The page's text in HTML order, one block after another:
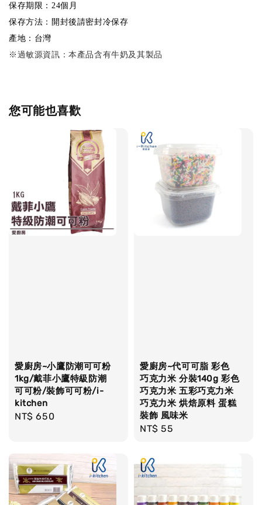
保存期限：24個月
保存方法：開封後請密封冷保存
產地：台灣
※ 過敏源資訊：本產品含有牛奶及其製品
您可能也喜歡
愛廚房~小鷹防潮可可粉
1kg/戴菲小鷹特級防潮
可可粉/裝飾可可粉/i-
kitchen
Regular
NT$ 650
愛廚房~代可可脂 彩色
巧克力米 分裝140g 彩色
巧克力米 五彩巧克力米
巧克力米 烘焙原料 蛋糕
裝飾 風味米
Regular
NT$ 55